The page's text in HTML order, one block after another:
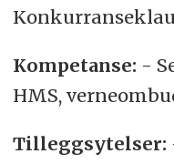
Kompetanse: -
HMS,
Tilleggsytelser: